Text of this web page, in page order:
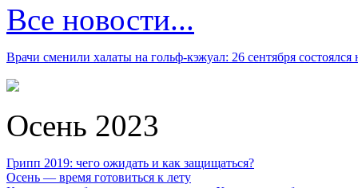
Все новости...
Врачи сменили халаты на гольф-кэжуал: 26 сентября
Осень 2023
Грипп 2019: чего ожидать и как защищаться?
Осень — время готовиться к лету